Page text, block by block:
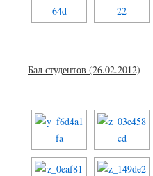
Бал студентов (26.02.2012)